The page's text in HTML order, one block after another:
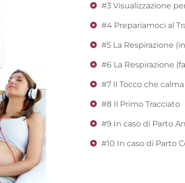
#3 Visualizzazione
#4 Prepariamoci al
#5 La Respirazione
#6 La Respirazione
#7 Il Tocco che calma
#8 Il Primo Tracciato
#9 In caso di Parto
#10 In caso di Parto